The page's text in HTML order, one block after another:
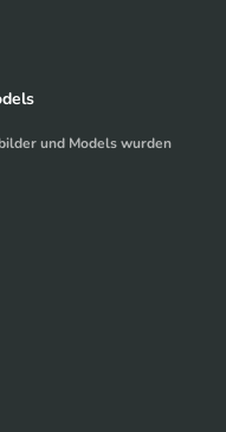
und Models wurden